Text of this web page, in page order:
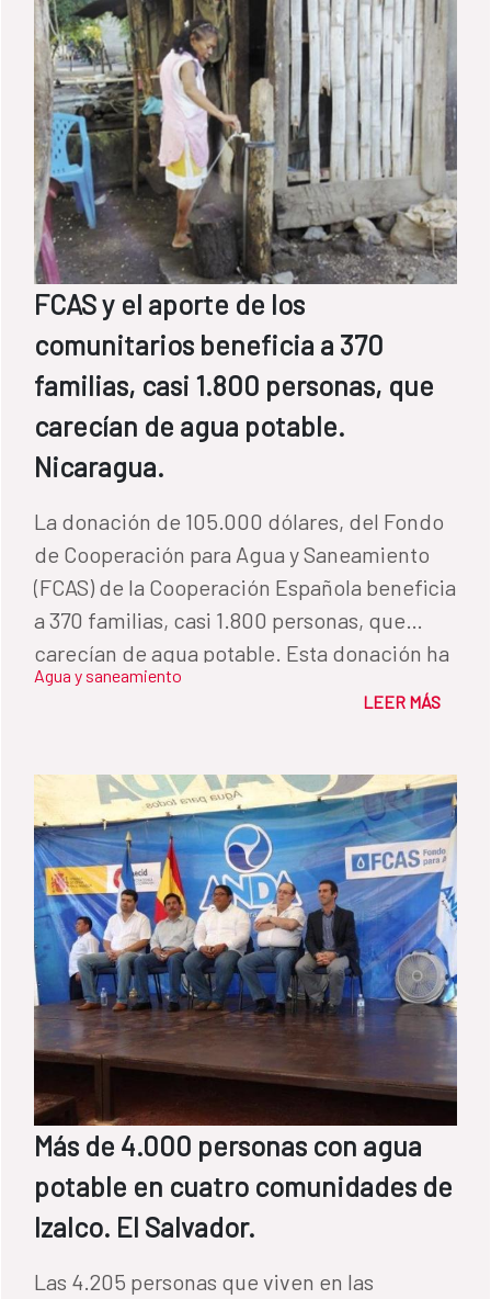
FCAS y el aporte de los
comunitarios beneficia a 370
familias, casi 1.800 personas, que
carecían de agua potable.
Nicaragua.
La donación de 105.000 dólares, del Fondo
de Cooperación para Agua y Saneamiento
(FCAS) de la Cooperación Española beneficia
a 370 familias, casi 1.800 personas, que
carecían de agua potable. Esta donación ha
sido canalizada a través de Amigos de la
comunitarios.
Agua y saneamiento
LEER MÁS
Más de 4.000 personas con agua
potable en cuatro comunidades de
Izalco. El Salvador.
Las 4.205 personas que viven en las